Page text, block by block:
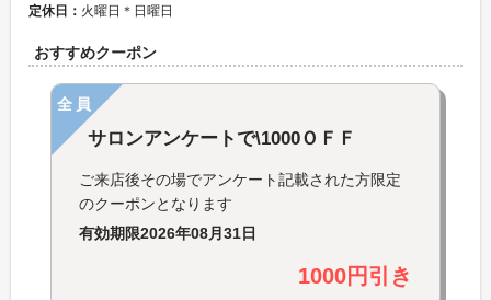
定休日： 火曜日＊日曜日
おすすめクーポン
全員
サロンアンケートで\1000ＯＦＦ
ご来店後その場でアンケート記載された方限定
のクーポンとなります
有効期限2026年08月31日
1000円引き